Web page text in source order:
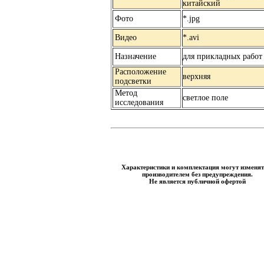
китайский
Фото
*.jpg
Видео *.avi
Назначение
для прикладных работ
Расположение
подсветки
верхняя
Метод
исследования
светлое поле
Характеристики и комплектация могут
производителем без предупреждения.
Не является публичной офертой